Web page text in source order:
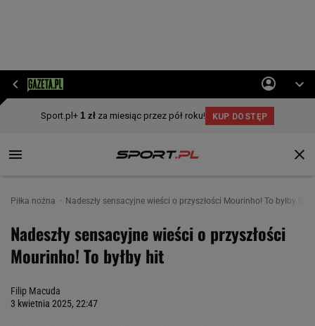
Piłka nożna Nadeszły sensacyjne wieści o przyszłości Mourinho! To byłby hit
Nadeszły sensacyjne wieści o przyszłości
Mourinho! To byłby hit
Filip Macuda
3 kwietnia 2025, 22:47